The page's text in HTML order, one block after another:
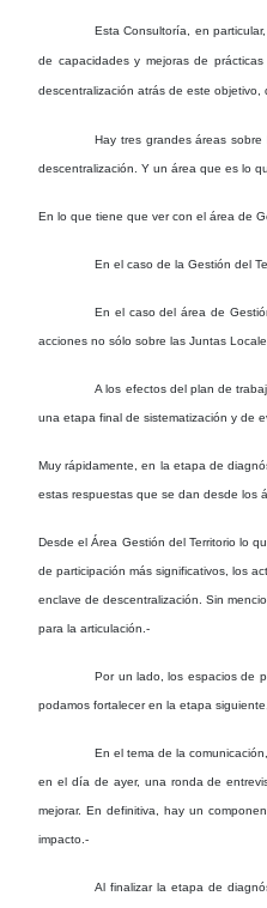
Esta Consultoría, en
de capacidades y mejoras de
descentralización atrás de este
Hay tres grandes áreas
descentralización. Y un área que es lo
En lo que tiene que ver con el área de
En el caso de la Gestión del
En el caso del área de
acciones no sólo sobre las Juntas
A los efectos del plan de
una etapa final de sistematización y de
Muy rápidamente, en la etapa de
estas respuestas que se dan desde los
Desde el Área Gestión del Territorio lo
de participación más significativos, los
enclave de descentralización. Sin
para la articulación.-
Por un lado, los espacios de
podamos fortalecer en la etapa
En el tema de la
en el día de ayer, una ronda de
mejorar. En definitiva, hay un
impacto.-
Al finalizar la etapa de